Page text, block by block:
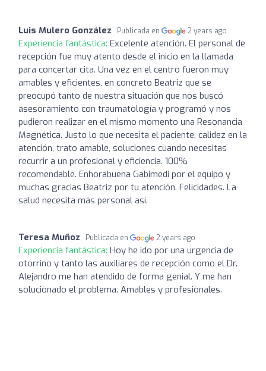
Luis Mulero González Publicada en 2 years ago
Experiencia fantástica: Excelente atención. El personal de
recepción fue muy atento desde el inicio en la llamada
para concertar cita. Una vez en el centro fueron muy
amables y eficientes, en concreto Beatriz que se
preocupó tanto de nuestra situación que nos buscó
asesoramiento con traumatología y programó y nos
pudieron realizar en el mismo momento una Resonancia
Magnética. Justo lo que necesita el paciente, calidez en la
atención, trato amable, soluciones cuando necesitas
recurrir a un profesional y eficiencia. 100%
recomendable. Enhorabuena Gabimedi por el equipo y
muchas gracias Beatriz por tu atención. Felicidades. La
salud necesita más personal así.
Teresa Muñoz Publicada en 2 years ago
Experiencia fantástica: Hoy he ido por una urgencia de
otorrino y tanto las auxiliares de recepción como el Dr.
Alejandro me han atendido de forma genial. Y me han
solucionado el problema. Amables y profesionales.